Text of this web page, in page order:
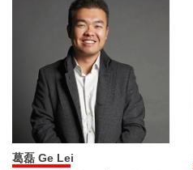
葛磊 Ge Lei